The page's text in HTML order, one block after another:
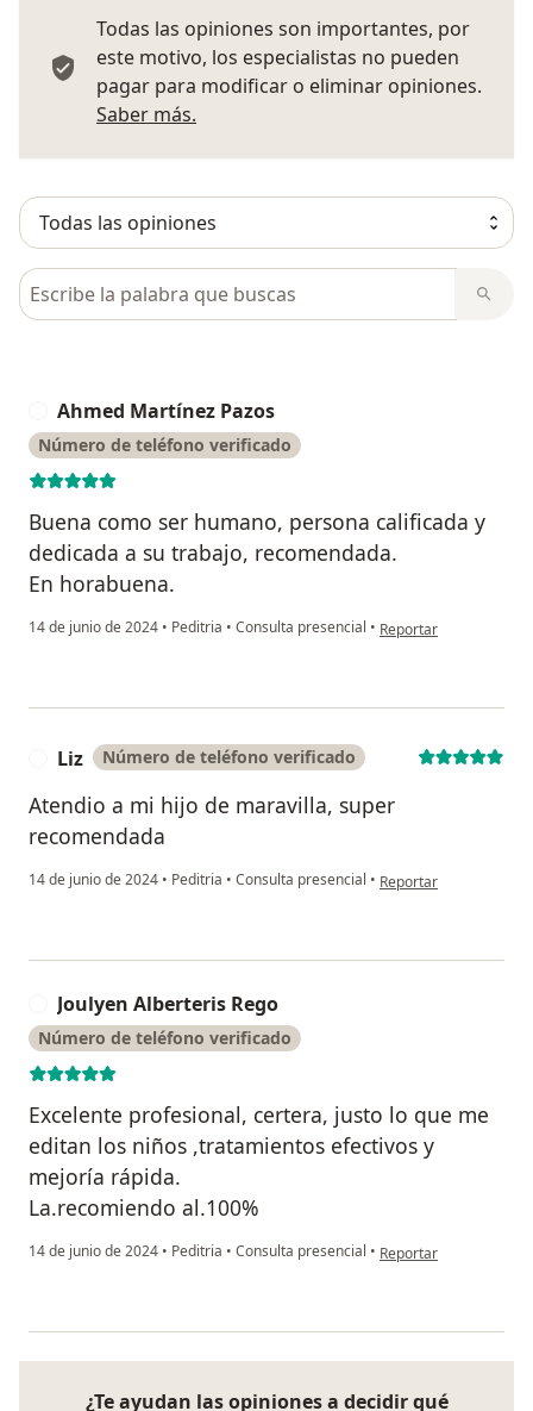
Todas las opiniones son importantes, por
este motivo, los especialistas no pueden
pagar para modificar o eliminar opiniones.
Saber más.
Busca en opiniones
Ahmed Martínez Pazos
Número de teléfono verificado
Buena como ser humano, persona calificada y
dedicada a su trabajo, recomendada.
En horabuena.
14 de junio de 2024 • Peditria • Consulta presencial • en opinión del usuario
Reportar
Liz Número de teléfono verificado
Atendio a mi hijo de maravilla, super
recomendada
14 de junio de 2024 • Peditria • Consulta presencial • en opinión del usuario
Reportar
Joulyen Alberteris Rego
Número de teléfono verificado
Excelente profesional, certera, justo lo que me
editan los niños ,tratamientos efectivos y
mejoría rápida.
La.recomiendo al.100%
14 de junio de 2024 • Peditria • Consulta presencial • en opinión del usuario
Reportar
¿Te ayudan las opiniones a decidir qué